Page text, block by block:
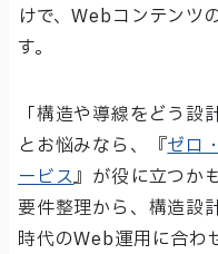
けで、Webコンテンツ
す。
「構造や導線をどう設
とお悩みなら、『ゼロ
ービス』が役に立つか
要件整理から、構造設
時代のWeb運用に合わ